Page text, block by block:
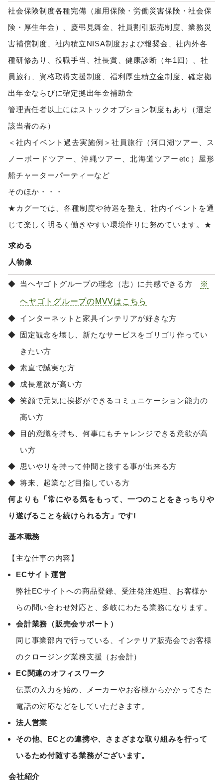
社会保険制度各種完備（雇用保険・労働災害保険・社会保
険・厚生年金）、慶弔見舞金、社員割引販売制度、業務災
害補償制度、社内積立NISA制度および報奨金、社内外各
種研修あり、役職手当、社長賞、健康診断（年1回）、社
員旅行、資格取得支援制度、福利厚生積立金制度、確定拠
出年金ならびに確定拠出年金補助金
管理責任者以上にはストックオプション制度もあり（選定
該当者のみ）
＜社内イベント過去実施例＞社員旅行（河口湖ツアー、ス
ノーボードツアー、沖縄ツアー、北海道ツアーetc）屋形
船チャーターパーティーなど
そのほか・・・
★カグーでは、各種制度や待遇を整え、社内イベントを通
じて楽しく明るく働きやすい環境作りに努めています。★
求める
人物像
当ヘヤゴトグループの理念（志）に共感できる方
※
ヘヤゴトグループのMVVはこちら
インターネットと家具インテリアが好きな方
固定観念を壊し、新たなサービスをゴリゴリ作ってい
きたい方
素直で誠実な方
成長意欲が高い方
笑顔で元気に挨拶ができるコミュニケーション能力の
高い方
目的意識を持ち、何事にもチャレンジできる意欲が高
い方
思いやりを持って仲間と接する事が出来る方
将来、起業など目指している方
何よりも「常にやる気をもって、一つのことをきっちりや
り遂げることを続けられる方」です!
基本職務
【主な仕事の内容】
ECサイト運営
弊社ECサイトへの商品登録、受注発注処理、お客様か
らの問い合わせ対応と、多岐にわたる業務になります。
会計業務（販売会サポート）
同じ事業部内で行っている、インテリア販売会でお客様
のクロージング業務支援（お会計）
EC関連のオフィスワーク
伝票の入力を始め、メーカーやお客様からかかってきた
電話の対応などをしていただきます。
法人営業
その他、ECとの連携や、さまざまな取り組みを行って
いるため付随する業務がございます。
会社紹介